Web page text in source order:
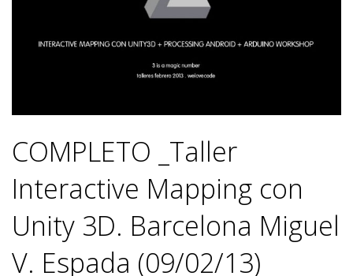
COMPLETO _Taller
Interactive Mapping con
Unity 3D. Barcelona Miguel
V. Espada (09/02/13)